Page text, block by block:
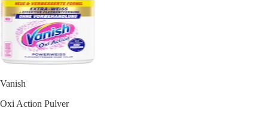
Vanish
Oxi Action Pulver